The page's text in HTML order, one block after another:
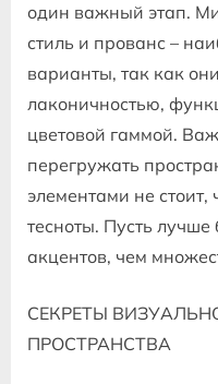
один важный этап.
стиль и прованс –
варианты‚ так как
лаконичностью‚
цветовой гаммой.
перегружать
элементами не
тесноты. Пусть лучше
акцентов‚ чем
СЕКРЕТЫ
ПРОСТРАНСТВА